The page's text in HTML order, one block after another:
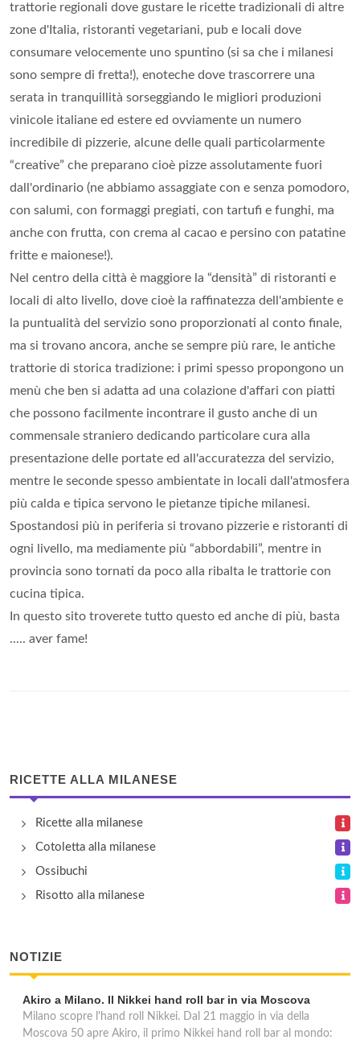
trattorie regionali dove gustare le ricette tradizionali di altre
zone d'Italia, ristoranti vegetariani, pub e locali dove
consumare velocemente uno spuntino (si sa che i milanesi
sono sempre di fretta!), enoteche dove trascorrere una
serata in tranquillità sorseggiando le migliori produzioni
vinicole italiane ed estere ed ovviamente un numero
incredibile di pizzerie, alcune delle quali particolarmente
“creative” che preparano cioè pizze assolutamente fuori
dall'ordinario (ne abbiamo assaggiate con e senza pomodoro,
con salumi, con formaggi pregiati, con tartufi e funghi, ma
anche con frutta, con crema al cacao e persino con patatine
fritte e maionese!).
Nel centro della città è maggiore la “densità” di ristoranti e
locali di alto livello, dove cioè la raffinatezza dell'ambiente e
la puntualità del servizio sono proporzionati al conto finale,
ma si trovano ancora, anche se sempre più rare, le antiche
trattorie di storica tradizione: i primi spesso propongono un
menù che ben si adatta ad una colazione d'affari con piatti
che possono facilmente incontrare il gusto anche di un
commensale straniero dedicando particolare cura alla
presentazione delle portate ed all'accuratezza del servizio,
mentre le seconde spesso ambientate in locali dall'atmosfera
più calda e tipica servono le pietanze tipiche milanesi.
Spostandosi più in periferia si trovano pizzerie e ristoranti di
ogni livello, ma mediamente più “abbordabili”, mentre in
provincia sono tornati da poco alla ribalta le trattorie con
cucina tipica.
In questo sito troverete tutto questo ed anche di più, basta
..... aver fame!
RICETTE ALLA MILANESE
Ricette alla milanese
Cotoletta alla milanese
Ossibuchi
Risotto alla milanese
NOTIZIE
Akiro a Milano. Il Nikkei hand roll bar in via Moscova
Milano scopre l'hand roll Nikkei. Dal 21 maggio in via della
Moscova 50 apre Akiro, il primo Nikkei hand roll bar al mondo: